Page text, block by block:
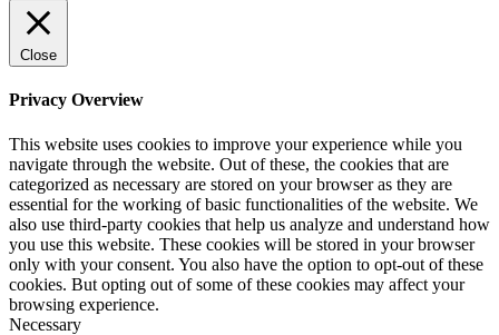
Close
Privacy Overview
This website uses cookies to improve your experience while you
navigate through the website. Out of these, the cookies that are
categorized as necessary are stored on your browser as they are
essential for the working of basic functionalities of the website. We
also use third-party cookies that help us analyze and understand how
you use this website. These cookies will be stored in your browser
only with your consent. You also have the option to opt-out of these
cookies. But opting out of some of these cookies may affect your
browsing experience.
Necessary